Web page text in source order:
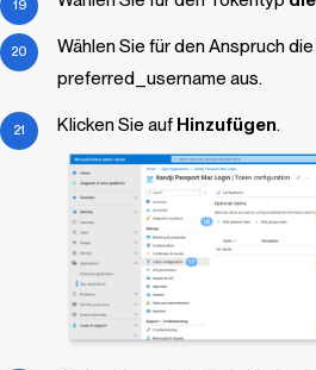
Wählen Sie für den Anspruch
preferred_username aus.
Klicken Sie auf Hinzufügen.